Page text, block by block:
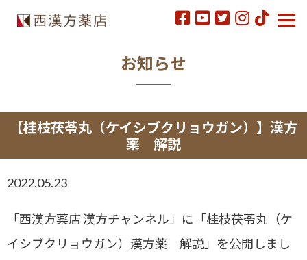
お知らせ
【桂枝茯苓丸（ケイシブクリョウガン）】漢方
薬 解説
2022.05.23
「西漢方薬店 漢方チャンネル」に「桂枝茯苓丸（ケ
イシブクリョウガン）漢方薬 解説」を公開しまし